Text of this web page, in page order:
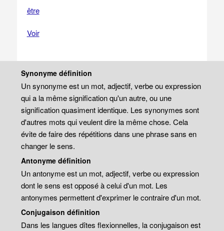
être
Voir
Synonyme définition
Un synonyme est un mot, adjectif, verbe ou expression
qui a la même signification qu'un autre, ou une
signification quasiment identique. Les synonymes sont
d'autres mots qui veulent dire la même chose. Cela
évite de faire des répétitions dans une phrase sans en
changer le sens.
Antonyme définition
Un antonyme est un mot, adjectif, verbe ou expression
dont le sens est opposé à celui d'un mot. Les
antonymes permettent d'exprimer le contraire d'un mot.
Conjugaison définition
Dans les langues dîtes flexionnelles, la conjugaison est